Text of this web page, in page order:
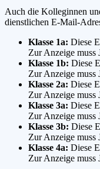
Auch die Kolleginnen
dienstlichen E-Mail-
Klasse 1a: Diese
Zur Anzeige muss
Klasse 1b: Diese
Zur Anzeige muss
Klasse 2a: Diese
Zur Anzeige muss
Klasse 3a: Diese
Zur Anzeige muss
Klasse 3b: Diese
Zur Anzeige muss
Klasse 4a: Diese
Zur Anzeige muss